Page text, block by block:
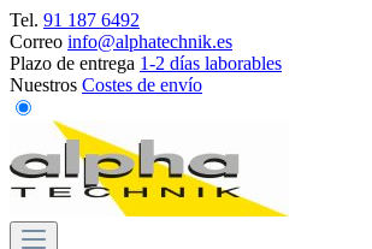
Tel. 91 187 6492
Correo info@alphatechnik.es
Plazo de entrega 1-2 días laborables
Nuestros Costes de envío